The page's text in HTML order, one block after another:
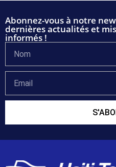
Abonnez-vous à notre
dernières actualités et
informés !